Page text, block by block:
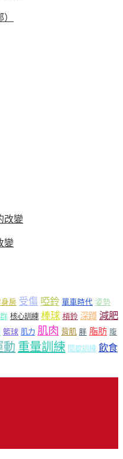
變
房 受傷 啞鈴 單車時代 姿勢
核心訓練 棒球 槓鈴 深蹲 減肥
籃球 肌力 肌肉 背肌 胖 脂肪 腹
動 重量訓練 間歇訓練 飲食